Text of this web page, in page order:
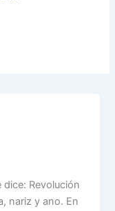
dice: Revolución
nariz y ano. En